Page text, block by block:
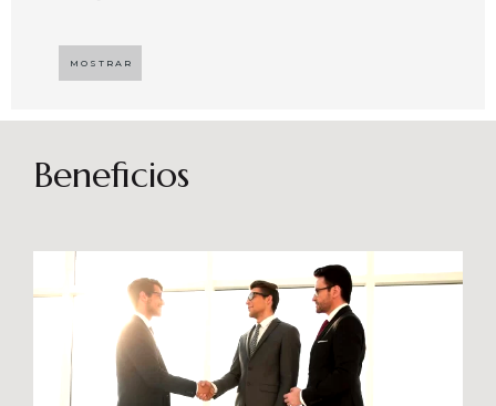
desarrollar el compromiso y motivación en el
capital humano en ambientes de trabajo más
sostenibles en el tiempo. Brindando soporte
especializado en proyectos integrales que
potencien su crecimiento en los niveles
esperados combinando una serie de buenas
prácticas y diversas metodologías.
MOSTRAR
Beneficios